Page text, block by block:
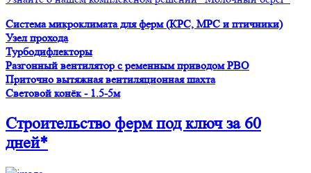
Система микроклимата для ферм (КРС, МРС и птичники)
Узел прохода
Турбодифлекторы
Разгонный вентилятор с ременным приводом PBO
Приточно вытяжная вентиляционная шахта
Световой конёк - 1.5-5м
Строительство фермпод ключ за 60
дней*